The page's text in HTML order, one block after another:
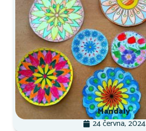
Mandaly
24 června, 2024